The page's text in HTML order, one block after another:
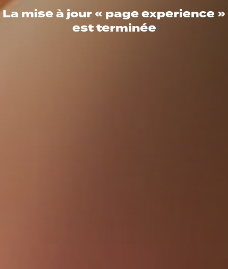
La mise à jour « page experience »
est terminée